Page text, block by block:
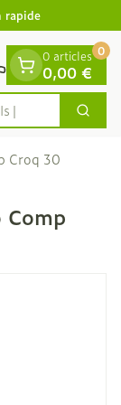
rapide
0 articles
0,00 €
0
Croq 30